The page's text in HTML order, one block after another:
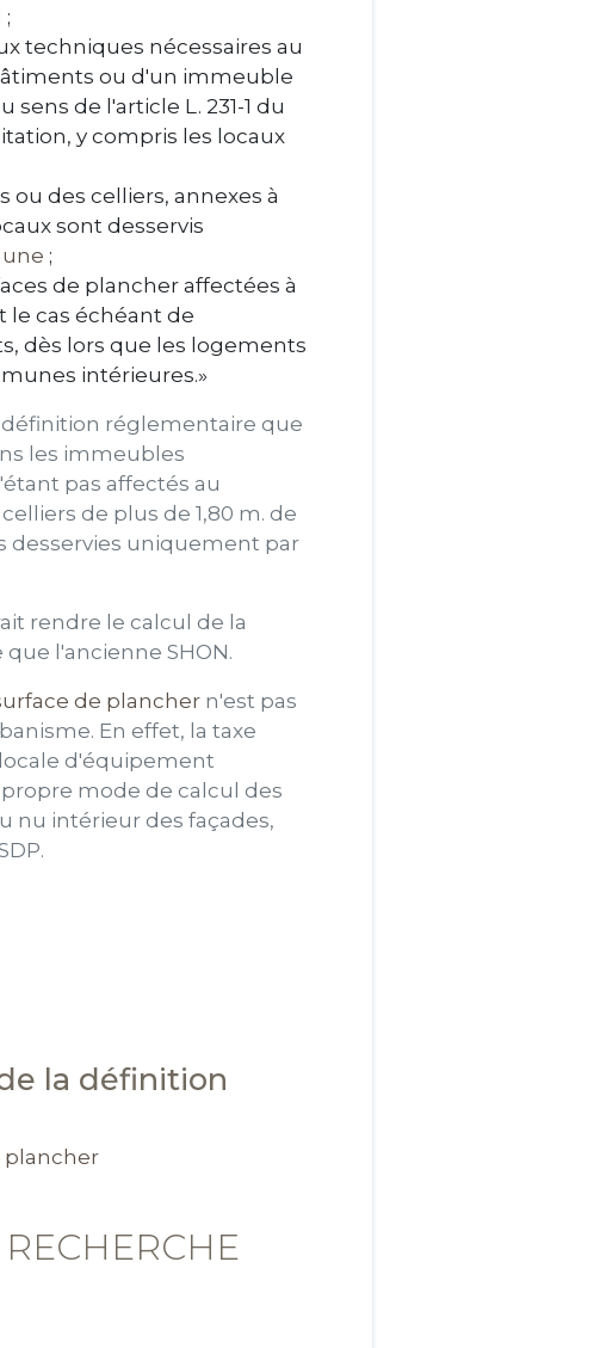
techniques nécessaires au
ou d'un immeuble
de l'article L. 231-1 du
y compris les locaux
ou des celliers, annexes à
sont desservis
;
de plancher affectées à
le cas échéant de
dès lors que les logements
intérieures.»
réglementaire que
les immeubles
pas affectés au
de plus de 1,80 m. de
desservies uniquement par
rendre le calcul de la
l'ancienne SHON.
de planchern'est pas
En effet, la taxe
d'équipement
mode de calcul des
nu intérieur des façades,
la définition
plancher